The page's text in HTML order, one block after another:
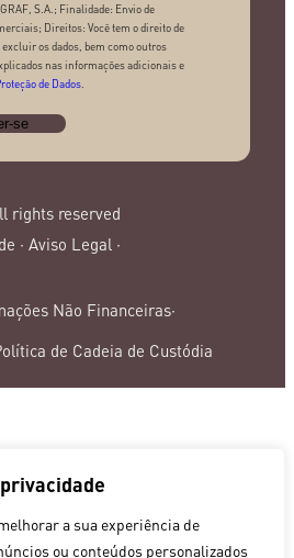
a sua experiência de
ou conteúdos personalizados
S.A.; Finalidade: Envio de
Direitos: Você tem o direito de
os dados, bem como outros
nas informações adicionais e
de Dados.
rights reserved
· Aviso Legal ·
Não Financeiras·
de Cadeia de Custódia